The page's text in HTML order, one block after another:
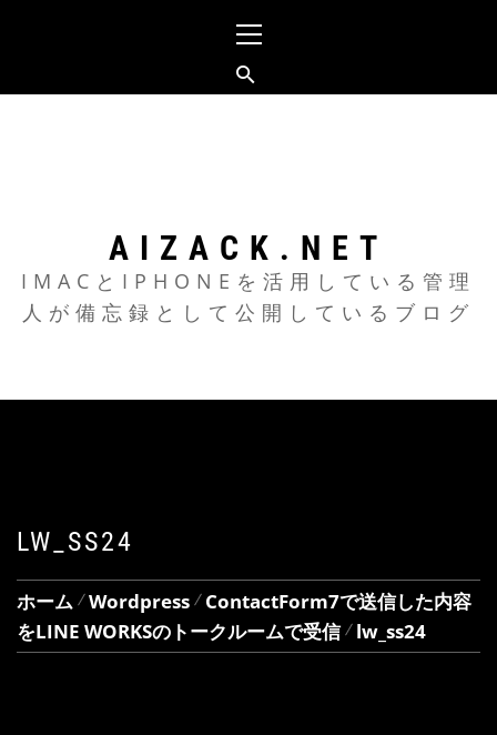
コ
イ
ン
メ
AIZACK.NET
IMACとIPHONEを活用している管理
人が備忘録として公開しているブログ
LW_SS24
ホーム Wordpress
ContactForm7で送信した内容
をLINE WORKSのトークルームで受信
lw_ss24